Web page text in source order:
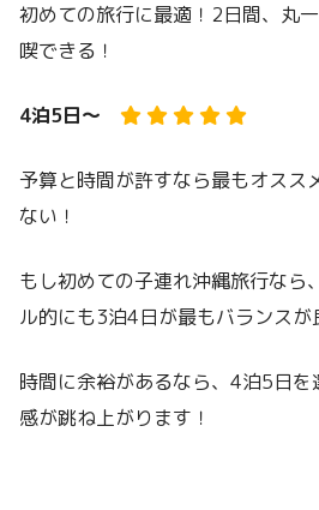
初めての旅行に最適！2日間、丸
喫できる！
4泊5日〜
予算と時間が許すなら最もオスス
ない！
もし初めての子連れ沖縄旅行なら
ル的にも3泊4日が最もバランスが
時間に余裕があるなら、4泊5日を
感が跳ね上がります！